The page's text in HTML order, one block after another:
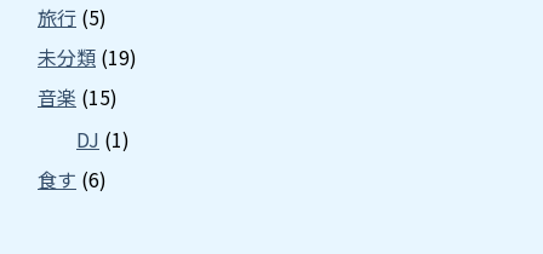
旅行 (5)
未分類 (19)
音楽 (15)
DJ (1)
食す (6)